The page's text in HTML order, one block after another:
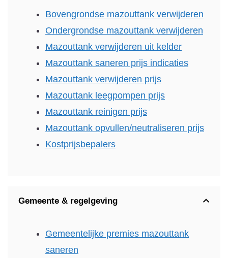
Bovengrondse mazouttank verwijderen
Ondergrondse mazouttank verwijderen
Mazouttank verwijderen uit kelder
Mazouttank saneren prijs indicaties
Mazouttank verwijderen prijs
Mazouttank leegpompen prijs
Mazouttank reinigen prijs
Mazouttank opvullen/neutraliseren prijs
Kostprijsbepalers
Gemeente & regelgeving
Gemeentelijke premies mazouttank
saneren